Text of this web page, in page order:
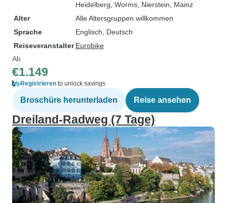
Heidelberg , Worms , Nierstein , Mainz
Alter
Alle Altersgruppen willkommen
Sprache
Englisch, Deutsch
Reiseveranstalter Eurobike
Ab
€1.149
Registrieren to unlock savings
Broschüre herunterladen Reise ansehen
Dreiland-Radweg (7 Tage)